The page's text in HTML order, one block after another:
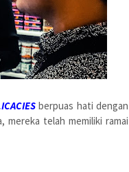
berpuas hati dengan
mereka telah memiliki ramai